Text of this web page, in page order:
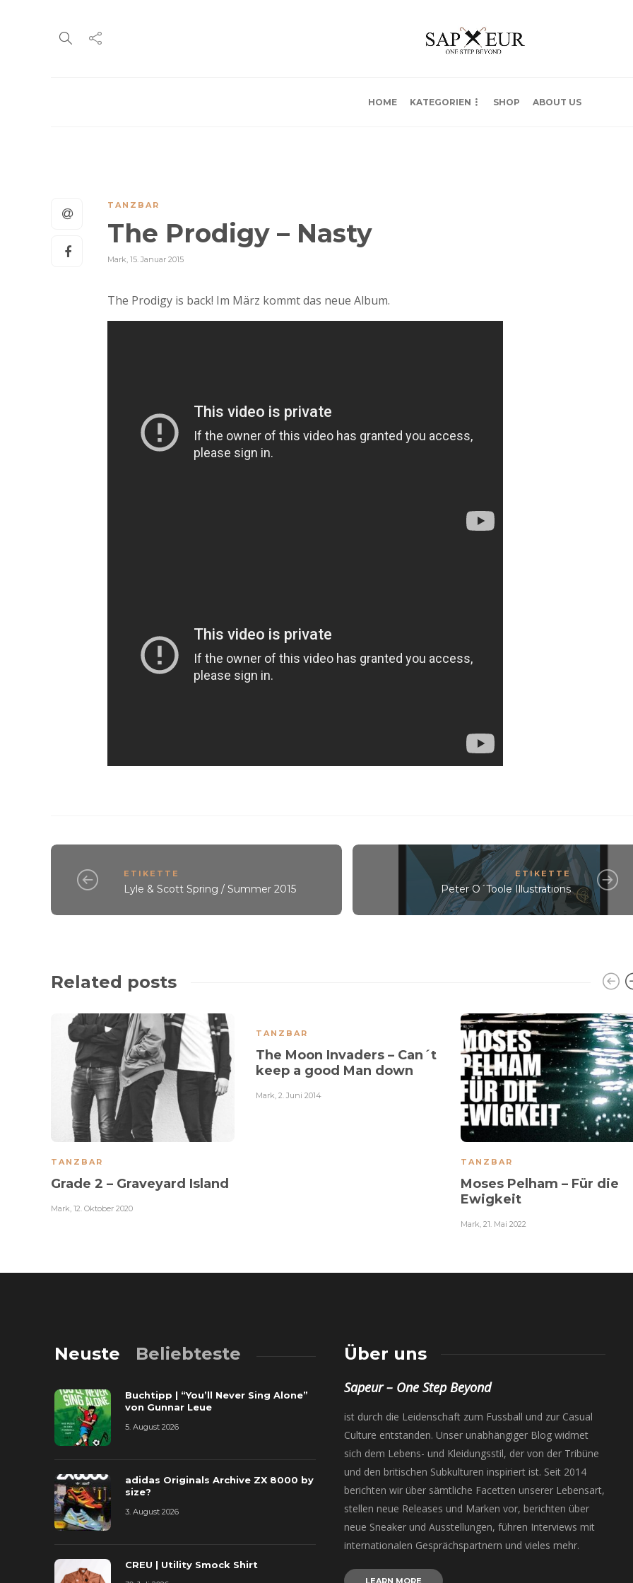
HOME KATEGORIEN SHOP ABOUT US
TANZBAR
The Prodigy – Nasty
Mark, 15. Januar 2015
The Prodigy is back! Im März kommt das neue Album.
ETIKETTE
Lyle & Scott Spring / Summer 2015
ETIKETTE
Peter O´Toole Illustrations
Related posts
TANZBAR
Grade 2 – Graveyard Island
Mark, 12. Oktober 2020
TANZBAR
The Moon Invaders – Can´t
keep a good Man down
Mark, 2. Juni 2014
TANZBAR
Moses Pelham – Für die
Ewigkeit
Mark, 21. Mai 2022
Neuste Beliebteste
Buchtipp | “You’ll Never Sing Alone”
von Gunnar Leue
5. August 2026
adidas Originals Archive ZX 8000 by
size?
3. August 2026
CREU | Utility Smock Shirt
Über uns
Sapeur – One Step Beyond
ist durch die Leidenschaft zum Fussball und zur Casual
Culture entstanden. Unser unabhängiger Blog widmet
sich dem Lebens- und Kleidungsstil, der von der Tribüne
und den britischen Subkulturen inspiriert ist. Seit 2014
berichten wir über sämtliche Facetten unserer Lebensart,
stellen neue Releases und Marken vor, berichten über
neue Sneaker und Ausstellungen, führen Interviews mit
internationalen Gesprächspartnern und vieles mehr.
LEARN MORE